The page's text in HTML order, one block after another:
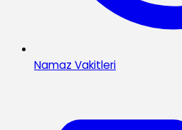
Namaz Vakitleri